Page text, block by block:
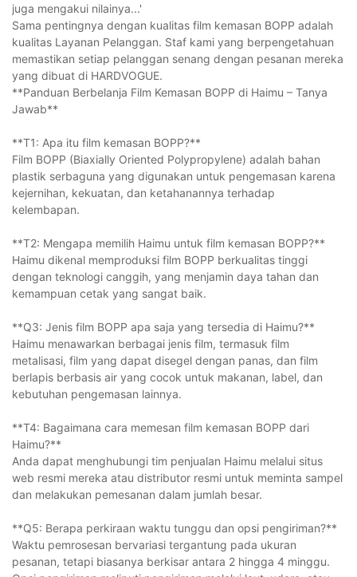
juga mengakui nilainya...'
Sama pentingnya dengan kualitas film kemasan BOPP adalah
kualitas Layanan Pelanggan. Staf kami yang berpengetahuan
memastikan setiap pelanggan senang dengan pesanan mereka
yang dibuat di HARDVOGUE.
**Panduan Berbelanja Film Kemasan BOPP di Haimu – Tanya
Jawab**
**T1: Apa itu film kemasan BOPP?**
Film BOPP (Biaxially Oriented Polypropylene) adalah bahan
plastik serbaguna yang digunakan untuk pengemasan karena
kejernihan, kekuatan, dan ketahanannya terhadap
kelembapan.
**T2: Mengapa memilih Haimu untuk film kemasan BOPP?**
Haimu dikenal memproduksi film BOPP berkualitas tinggi
dengan teknologi canggih, yang menjamin daya tahan dan
kemampuan cetak yang sangat baik.
**Q3: Jenis film BOPP apa saja yang tersedia di Haimu?**
Haimu menawarkan berbagai jenis film, termasuk film
metalisasi, film yang dapat disegel dengan panas, dan film
berlapis berbasis air yang cocok untuk makanan, label, dan
kebutuhan pengemasan lainnya.
**T4: Bagaimana cara memesan film kemasan BOPP dari
Haimu?**
Anda dapat menghubungi tim penjualan Haimu melalui situs
web resmi mereka atau distributor resmi untuk meminta sampel
dan melakukan pemesanan dalam jumlah besar.
**Q5: Berapa perkiraan waktu tunggu dan opsi pengiriman?**
Waktu pemrosesan bervariasi tergantung pada ukuran
pesanan, tetapi biasanya berkisar antara 2 hingga 4 minggu.